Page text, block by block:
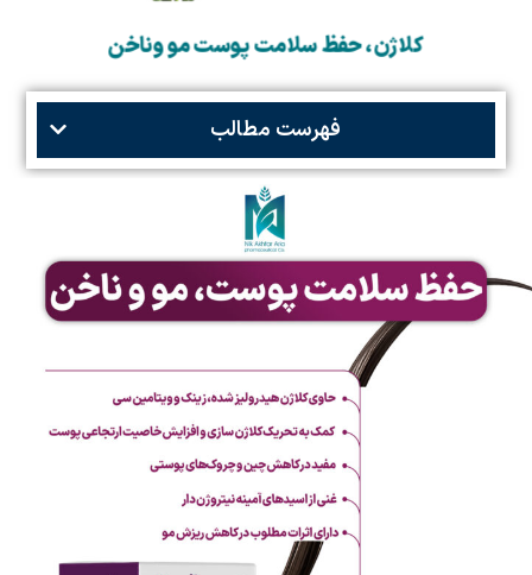
کلاژن، حفظ سلامت پوست مو وناخن
فهرست مطالب